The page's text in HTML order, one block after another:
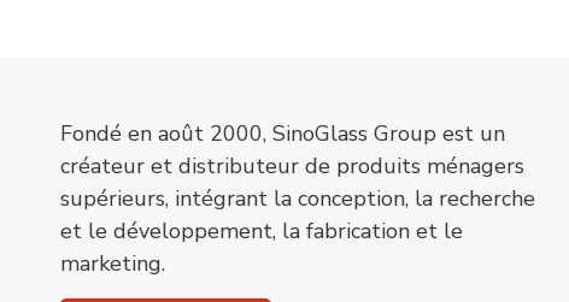
Fondé en août 2000, SinoGlass Group est un
créateur et distributeur de produits ménagers
supérieurs, intégrant la conception, la recherche
et le développement, la fabrication et le
marketing.